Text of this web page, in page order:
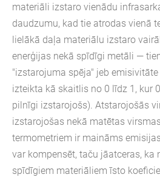
materiāli izstaro vienādu
daudzumu, kad tie atrodas vienā
lielākā daļa materiālu izstaro
enerģijas nekā spīdīgi metāli —
"izstarojuma spēja" jeb
izteikta kā skaitlis no 0 līdz 1, kur
pilnīgi izstarojošs). Atstarojošās
izstarojošas nekā matētas
termometriem ir maināms
var kompensēt, taču jāatceras, ka
spīdīgiem materiāliem īsto